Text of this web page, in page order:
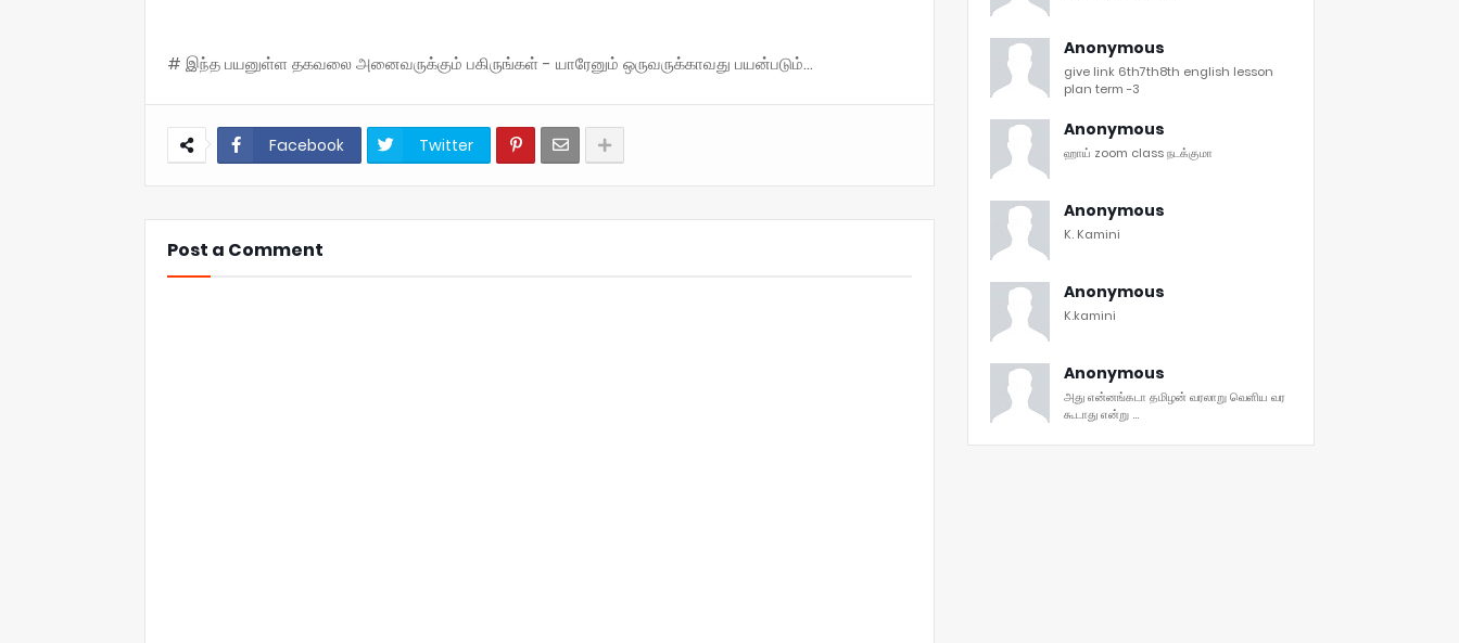
# இந்த பயனுள்ள தகவலை அனைவருக்கும் பகிருங்கள் - யாரேனும் ஒருவருக்காவது பயன்படும்...
Facebook Twitter
Post a Comment
Anonymous
give link 6th7th8th english lesson
plan term -3
Anonymous
ஹாய் zoom class நடக்குமா
Anonymous
K. Kamini
Anonymous
K.kamini
Anonymous
அது என்னங்கடா தமிழன் வரலாறு வெளிய வர
கூடாது என்று ...